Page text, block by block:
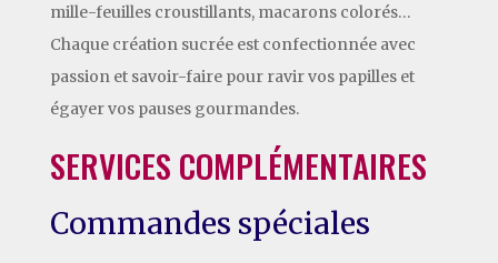
mille-feuilles croustillants, macarons colorés…
Chaque création sucrée est confectionnée avec
passion et savoir-faire pour ravir vos papilles et
égayer vos pauses gourmandes.
SERVICES COMPLÉMENTAIRES
Commandes spéciales